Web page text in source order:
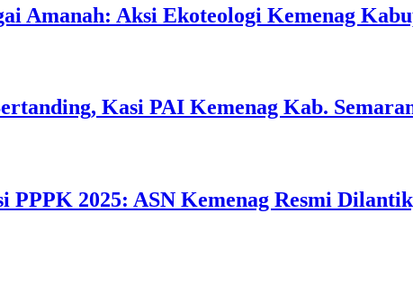
Amanah: Aksi Ekoteologi Kemenag
Kasi PAI Kemenag Kab.
PPPK 2025: ASN Kemenag Resmi